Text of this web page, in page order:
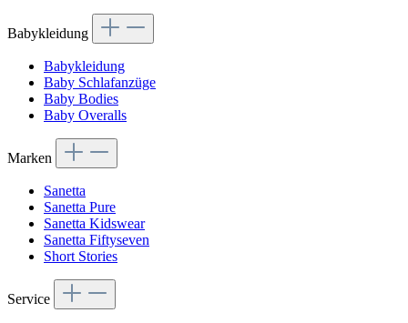
Babykleidung
Babykleidung
Baby Schlafanzüge
Baby Bodies
Baby Overalls
Marken
Sanetta
Sanetta Pure
Sanetta Kidswear
Sanetta Fiftyseven
Short Stories
Service